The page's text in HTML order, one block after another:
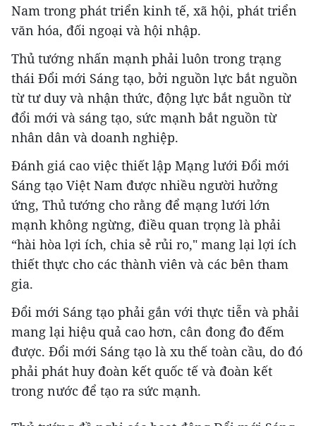
Nam trong phát triển kinh tế, xã hội, phát triển
văn hóa, đối ngoại và hội nhập.
Thủ tướng nhấn mạnh phải luôn trong trạng
thái Đổi mới Sáng tạo, bởi nguồn lực bắt nguồn
từ tư duy và nhận thức, động lực bắt nguồn từ
đổi mới và sáng tạo, sức mạnh bắt nguồn từ
nhân dân và doanh nghiệp.
Đánh giá cao việc thiết lập Mạng lưới Đổi mới
Sáng tạo Việt Nam được nhiều người hưởng
ứng, Thủ tướng cho rằng để mạng lưới lớn
mạnh không ngừng, điều quan trọng là phải
“hài hòa lợi ích, chia sẻ rủi ro," mang lại lợi ích
thiết thực cho các thành viên và các bên tham
gia.
Đổi mới Sáng tạo phải gắn với thực tiễn và phải
mang lại hiệu quả cao hơn, cân đong đo đếm
được. Đổi mới Sáng tạo là xu thế toàn cầu, do đó
phải phát huy đoàn kết quốc tế và đoàn kết
trong nước để tạo ra sức mạnh.